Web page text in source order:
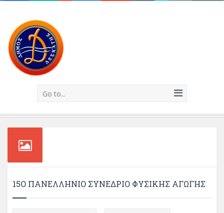
Go to...
15Ο ΠΑΝΕΛΛΉΝΙΟ ΣΥΝΈΔΡΙΟ ΦΥΣΙΚΉΣ ΑΓΩΓΉΣ